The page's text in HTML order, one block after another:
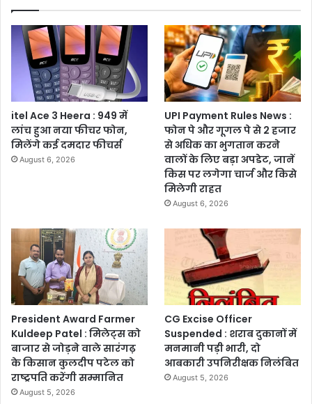
itel Ace 3 Heera : 949 में
लांच हुआ नया फीचर फोन,
मिलेंगे कई दमदार फीचर्स
August 6, 2026
UPI Payment Rules News :
फोन पे और गूगल पे से 2 हजार
से अधिक का भुगतान करने
वालों के लिए बड़ा अपडेट, जानें
किस पर लगेगा चार्ज और किसे
मिलेगी राहत
August 6, 2026
President Award Farmer
Kuldeep Patel : मिलेट्स को
बाजार से जोड़ने वाले सारंगढ़
के किसान कुलदीप पटेल को
राष्ट्रपति करेंगी सम्मानित
August 5, 2026
CG Excise Officer
Suspended : शराब दुकानों में
मनमानी पड़ी भारी, दो
आबकारी उपनिरीक्षक निलंबित
August 5, 2026